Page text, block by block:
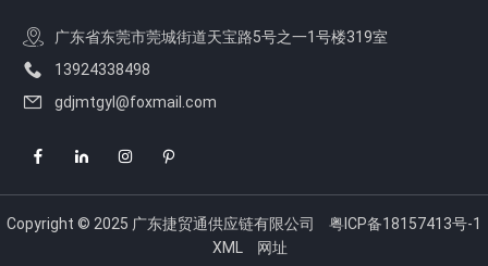
广东省东莞市莞城街道天宝路5号之一1号楼319室
13924338498
gdjmtgyl@foxmail.com
Copyright © 2025 广东捷贸通供应链有限公司
粤ICP备18157413号-1
XML
网址